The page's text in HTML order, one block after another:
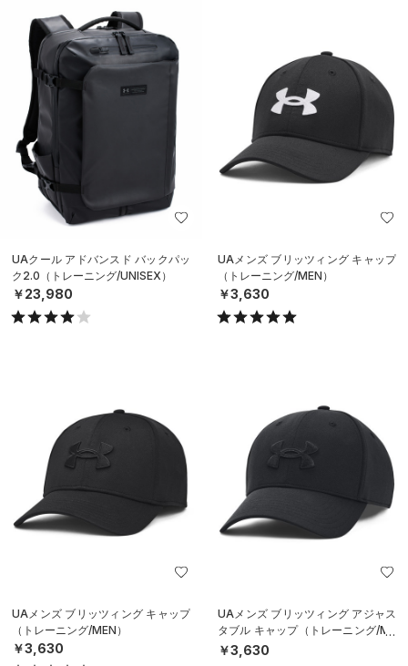
UAクール アドバンスド バックパッ
ク2.0（トレーニング/UNISEX）
￥23,980
UAメンズ ブリッツィング キャップ
（トレーニング/MEN）
￥3,630
UAメンズ ブリッツィング キャップ
（トレーニング/MEN）
￥3,630
UAメンズ ブリッツィング アジャス
タブル キャップ（トレーニング/ME
N）
￥3,630